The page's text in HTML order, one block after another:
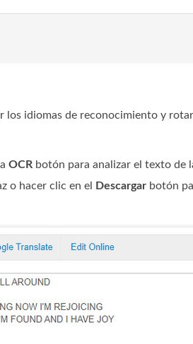
los idiomas de reconocimiento y
OCR botón para analizar el texto de
o hacer clic en el
Descargar botón